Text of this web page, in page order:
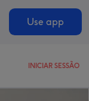
Use app
INICIAR SESSÃO